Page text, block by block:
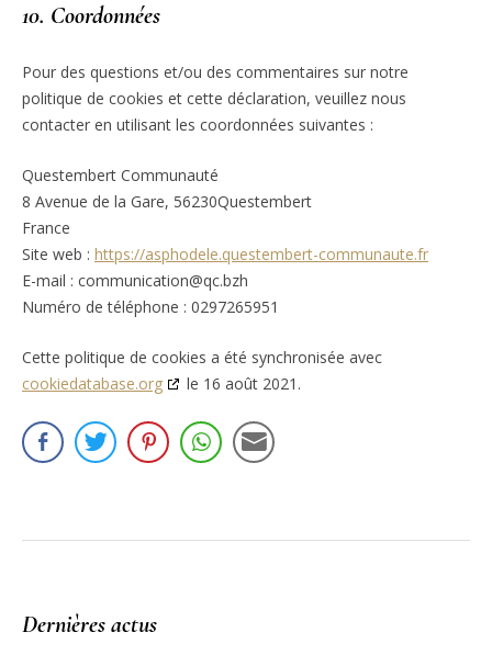
10. Coordonnées
Pour des questions et/ou des commentaires sur notre
politique de cookies et cette déclaration, veuillez nous
contacter en utilisant les coordonnées suivantes :
Questembert Communauté
8 Avenue de la Gare, 56230Questembert
France
Site web : https://asphodele.questembert-communaute.fr
E-mail : communication@qc.bzh
Numéro de téléphone : 0297265951
Cette politique de cookies a été synchronisée avec
cookiedatabase.org
le 16 août 2021.
Dernières actus